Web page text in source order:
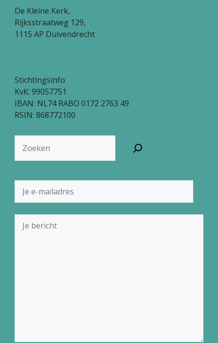
De Kleine Kerk,
Rijksstraatweg 129,
1115 AP Duivendrecht
Stichtingsinfo
KvK: 99057751
IBAN: NL74 RABO 0172 2763 49
RSIN: 868772100